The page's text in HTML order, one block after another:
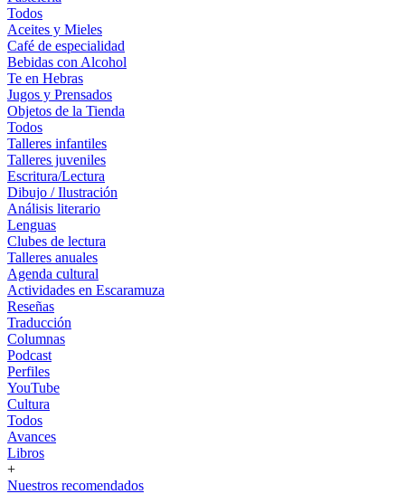
Todos
Aceites y Mieles
Café de especialidad
Bebidas con Alcohol
Te en Hebras
Jugos y Prensados
Objetos de la Tienda
Todos
Talleres infantiles
Talleres juveniles
Escritura/Lectura
Dibujo / Ilustración
Análisis literario
Lenguas
Clubes de lectura
Talleres anuales
Agenda cultural
Actividades en Escaramuza
Reseñas
Traducción
Columnas
Podcast
Perfiles
YouTube
Cultura
Todos
Avances
Libros
+
Nuestros recomendados